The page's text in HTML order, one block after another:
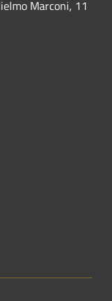
Marconi, 11